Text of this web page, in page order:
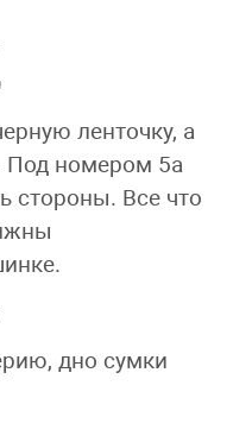
ленточку, а
Под номером 5а
стороны. Все что
дно сумки